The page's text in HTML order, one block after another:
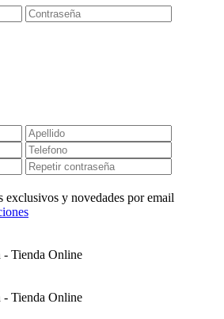
exclusivos y novedades por email